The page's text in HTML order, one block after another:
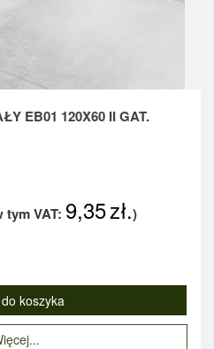
EB01 120X60 II GAT.
tym VAT: 9,35zł.)